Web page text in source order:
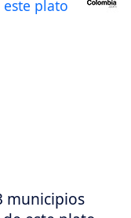
municipios